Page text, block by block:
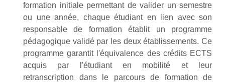
formation initiale permettant de valider un semestre
ou une année, chaque étudiant en lien avec son
responsable de formation établit un programme
pédagogique validé par les deux établissements. Ce
programme garantit l'équivalence des crédits ECTS
acquis par l'étudiant en mobilité et leur
retranscription dans le parcours de formation de